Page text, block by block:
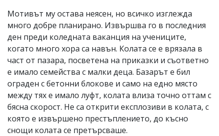
Мотивът му остава неясен, но всичко изглежда
много добре планирано. Извършва го в последния
ден преди коледната ваканция на учениците,
когато много хора са навън. Колата се е врязала в
част от пазара, посветена на приказки и съответно
е имало семейства с малки деца. Базарът е бил
ограден с бетонни блокове и само на едно място
между тях е имало луфт, колата влиза точно оттам с
бясна скорост. Не са открити експлозиви в колата, с
която е извършено престъплението, до късно
снощи колата се претърсваше.